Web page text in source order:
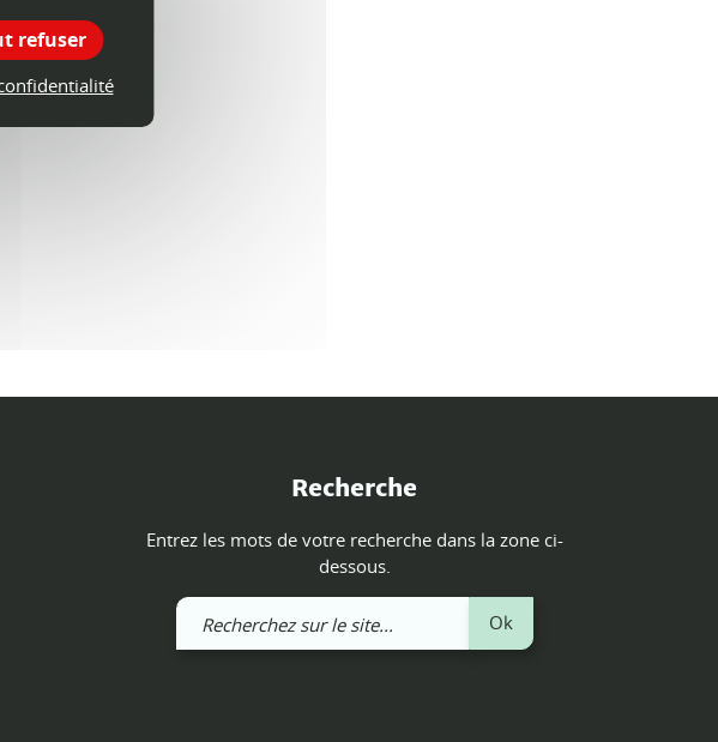
Recherche
Entrez les mots de votre recherche dans la zone ci-
dessous.
Recherchez
sur
Ok
refuser